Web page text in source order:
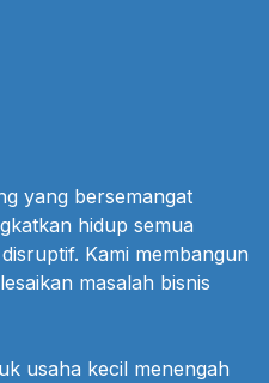
yang bersemangat
hidup semua
Kami membangun
masalah bisnis
usaha kecil menengah